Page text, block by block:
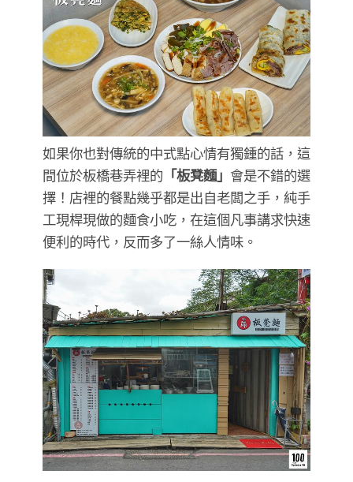
如果你也對傳統的中式點心情有獨鍾的話，這
間位於板橋巷弄裡的 「板凳麵」 會是不錯的選
擇！店裡的餐點幾乎都是出自老闆之手，純手
工現桿現做的麵食小吃，在這個凡事講求快速
便利的時代，反而多了一絲人情味。